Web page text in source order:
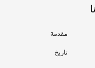
مقدمة
تاريخ